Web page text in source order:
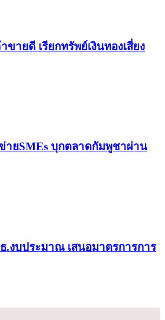
ขาย​ดี​ เรียก​ทรัพย์เงินทอง​เสี่ยง
ายSMEs บุกตลาดกัมพูชาผ่าน
ธ.งบประมาณ เสนอมาตรการการ